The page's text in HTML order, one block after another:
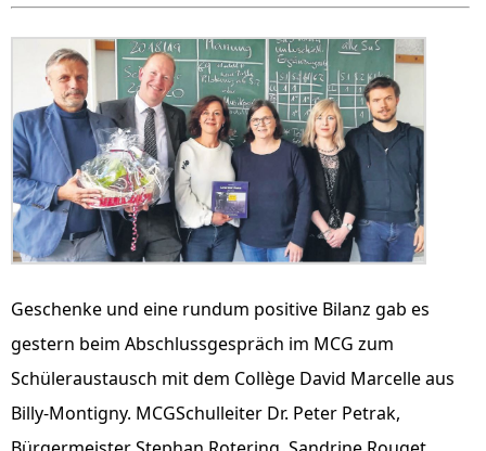
Geschenke und eine rundum positive Bilanz gab es
gestern beim Abschlussgespräch im MCG zum
Schüleraustausch mit dem Collège David Marcelle aus
Billy-Montigny. MCGSchulleiter Dr. Peter Petrak,